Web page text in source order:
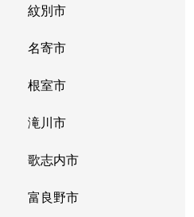
紋別市
名寄市
根室市
滝川市
歌志内市
富良野市